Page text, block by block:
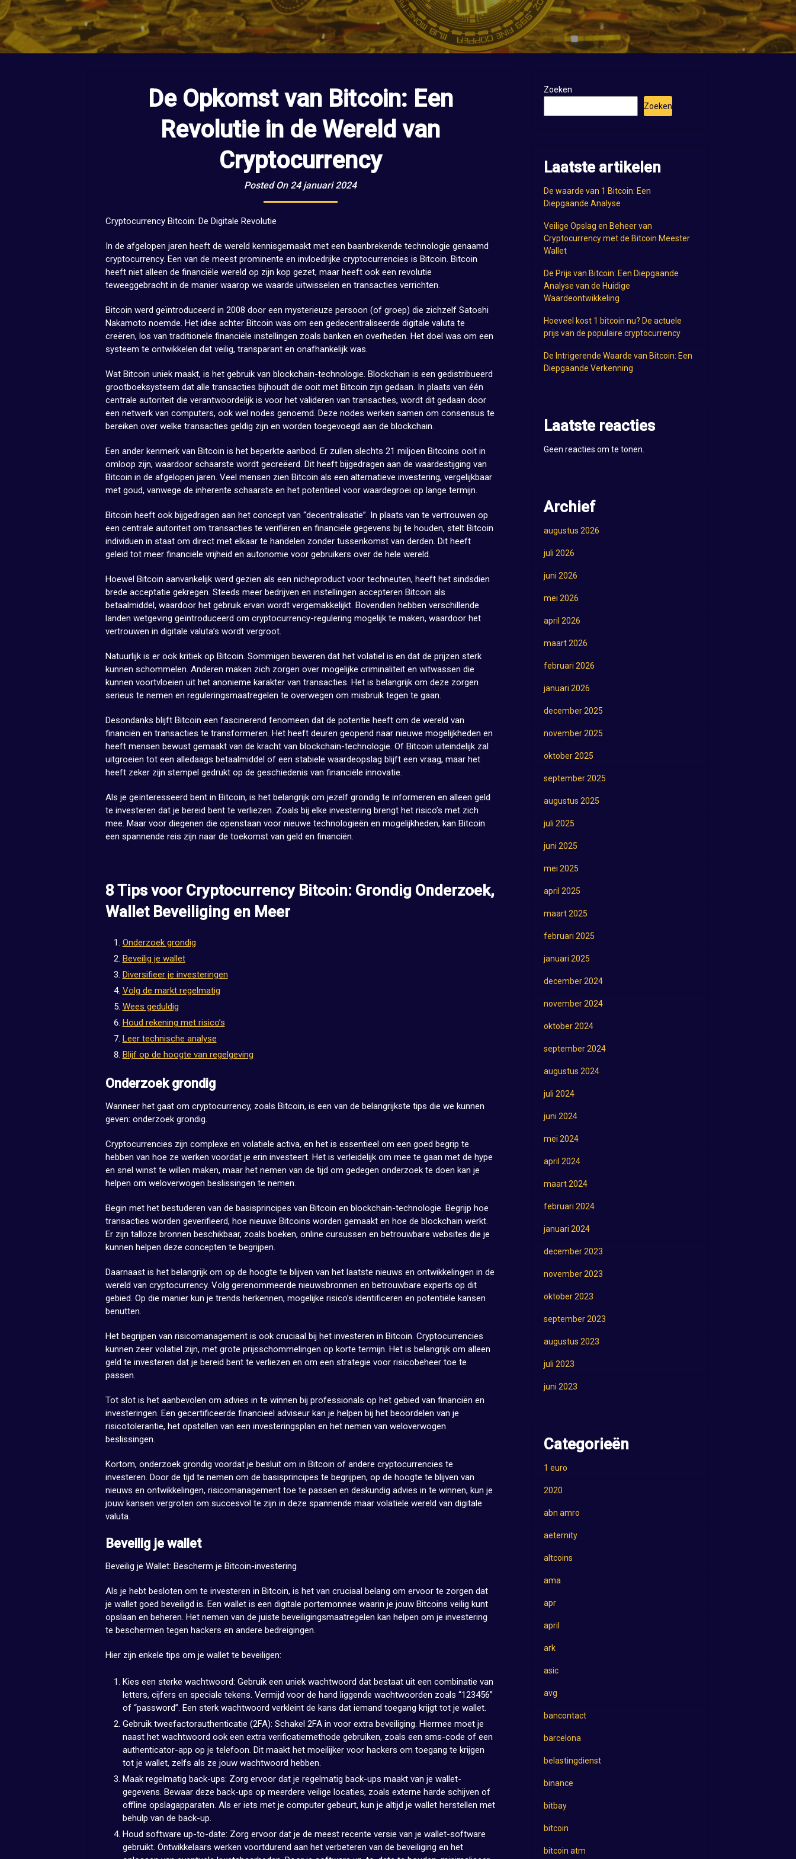
De Opkomst van Bitcoin: Een
Revolutie in de Wereld van
Cryptocurrency
Posted On 24 januari 2024
Cryptocurrency Bitcoin: De Digitale Revolutie
In de afgelopen jaren heeft de wereld kennisgemaakt met een baanbrekende technologie genaamd
cryptocurrency. Een van de meest prominente en invloedrijke cryptocurrencies is Bitcoin. Bitcoin
heeft niet alleen de financiële wereld op zijn kop gezet, maar heeft ook een revolutie
teweeggebracht in de manier waarop we waarde uitwisselen en transacties verrichten.
Bitcoin werd geïntroduceerd in 2008 door een mysterieuze persoon (of groep) die zichzelf Satoshi
Nakamoto noemde. Het idee achter Bitcoin was om een gedecentraliseerde digitale valuta te
creëren, los van traditionele financiële instellingen zoals banken en overheden. Het doel was om een
systeem te ontwikkelen dat veilig, transparant en onafhankelijk was.
Wat Bitcoin uniek maakt, is het gebruik van blockchain-technologie. Blockchain is een gedistribueerd
grootboeksysteem dat alle transacties bijhoudt die ooit met Bitcoin zijn gedaan. In plaats van één
centrale autoriteit die verantwoordelijk is voor het valideren van transacties, wordt dit gedaan door
een netwerk van computers, ook wel nodes genoemd. Deze nodes werken samen om consensus te
bereiken over welke transacties geldig zijn en worden toegevoegd aan de blockchain.
Een ander kenmerk van Bitcoin is het beperkte aanbod. Er zullen slechts 21 miljoen Bitcoins ooit in
omloop zijn, waardoor schaarste wordt gecreëerd. Dit heeft bijgedragen aan de waardestijging van
Bitcoin in de afgelopen jaren. Veel mensen zien Bitcoin als een alternatieve investering, vergelijkbaar
met goud, vanwege de inherente schaarste en het potentieel voor waardegroei op lange termijn.
Bitcoin heeft ook bijgedragen aan het concept van “decentralisatie”. In plaats van te vertrouwen op
een centrale autoriteit om transacties te verifiëren en financiële gegevens bij te houden, stelt Bitcoin
individuen in staat om direct met elkaar te handelen zonder tussenkomst van derden. Dit heeft
geleid tot meer financiële vrijheid en autonomie voor gebruikers over de hele wereld.
Hoewel Bitcoin aanvankelijk werd gezien als een nicheproduct voor techneuten, heeft het sindsdien
brede acceptatie gekregen. Steeds meer bedrijven en instellingen accepteren Bitcoin als
betaalmiddel, waardoor het gebruik ervan wordt vergemakkelijkt. Bovendien hebben verschillende
landen wetgeving geïntroduceerd om cryptocurrency-regulering mogelijk te maken, waardoor het
vertrouwen in digitale valuta’s wordt vergroot.
Natuurlijk is er ook kritiek op Bitcoin. Sommigen beweren dat het volatiel is en dat de prijzen sterk
kunnen schommelen. Anderen maken zich zorgen over mogelijke criminaliteit en witwassen die
kunnen voortvloeien uit het anonieme karakter van transacties. Het is belangrijk om deze zorgen
serieus te nemen en reguleringsmaatregelen te overwegen om misbruik tegen te gaan.
Desondanks blijft Bitcoin een fascinerend fenomeen dat de potentie heeft om de wereld van
financiën en transacties te transformeren. Het heeft deuren geopend naar nieuwe mogelijkheden en
heeft mensen bewust gemaakt van de kracht van blockchain-technologie. Of Bitcoin uiteindelijk zal
uitgroeien tot een alledaags betaalmiddel of een stabiele waardeopslag blijft een vraag, maar het
heeft zeker zijn stempel gedrukt op de geschiedenis van financiële innovatie.
Als je geïnteresseerd bent in Bitcoin, is het belangrijk om jezelf grondig te informeren en alleen geld
te investeren dat je bereid bent te verliezen. Zoals bij elke investering brengt het risico’s met zich
mee. Maar voor diegenen die openstaan voor nieuwe technologieën en mogelijkheden, kan Bitcoin
een spannende reis zijn naar de toekomst van geld en financiën.
8 Tips voor Cryptocurrency Bitcoin: Grondig Onderzoek,
Wallet Beveiliging en Meer
Onderzoek grondig
Beveilig je wallet
Diversifieer je investeringen
Volg de markt regelmatig
Wees geduldig
Houd rekening met risico’s
Leer technische analyse
Blijf op de hoogte van regelgeving
Onderzoek grondig
Wanneer het gaat om cryptocurrency, zoals Bitcoin, is een van de belangrijkste tips die we kunnen
geven: onderzoek grondig.
Cryptocurrencies zijn complexe en volatiele activa, en het is essentieel om een goed begrip te
hebben van hoe ze werken voordat je erin investeert. Het is verleidelijk om mee te gaan met de hype
en snel winst te willen maken, maar het nemen van de tijd om gedegen onderzoek te doen kan je
helpen om weloverwogen beslissingen te nemen.
Begin met het bestuderen van de basisprincipes van Bitcoin en blockchain-technologie. Begrijp hoe
transacties worden geverifieerd, hoe nieuwe Bitcoins worden gemaakt en hoe de blockchain werkt.
Er zijn talloze bronnen beschikbaar, zoals boeken, online cursussen en betrouwbare websites die je
kunnen helpen deze concepten te begrijpen.
Daarnaast is het belangrijk om op de hoogte te blijven van het laatste nieuws en ontwikkelingen in de
wereld van cryptocurrency. Volg gerenommeerde nieuwsbronnen en betrouwbare experts op dit
gebied. Op die manier kun je trends herkennen, mogelijke risico’s identificeren en potentiële kansen
benutten.
Het begrijpen van risicomanagement is ook cruciaal bij het investeren in Bitcoin. Cryptocurrencies
kunnen zeer volatiel zijn, met grote prijsschommelingen op korte termijn. Het is belangrijk om alleen
geld te investeren dat je bereid bent te verliezen en om een strategie voor risicobeheer toe te
passen.
Tot slot is het aanbevolen om advies in te winnen bij professionals op het gebied van financiën en
investeringen. Een gecertificeerde financieel adviseur kan je helpen bij het beoordelen van je
risicotolerantie, het opstellen van een investeringsplan en het nemen van weloverwogen
beslissingen.
Kortom, onderzoek grondig voordat je besluit om in Bitcoin of andere cryptocurrencies te
investeren. Door de tijd te nemen om de basisprincipes te begrijpen, op de hoogte te blijven van
nieuws en ontwikkelingen, risicomanagement toe te passen en deskundig advies in te winnen, kun je
jouw kansen vergroten om succesvol te zijn in deze spannende maar volatiele wereld van digitale
valuta.
Beveilig je wallet
Beveilig je Wallet: Bescherm je Bitcoin-investering
Als je hebt besloten om te investeren in Bitcoin, is het van cruciaal belang om ervoor te zorgen dat
je wallet goed beveiligd is. Een wallet is een digitale portemonnee waarin je jouw Bitcoins veilig kunt
opslaan en beheren. Het nemen van de juiste beveiligingsmaatregelen kan helpen om je investering
te beschermen tegen hackers en andere bedreigingen.
Hier zijn enkele tips om je wallet te beveiligen:
Kies een sterke wachtwoord: Gebruik een uniek wachtwoord dat bestaat uit een combinatie van
letters, cijfers en speciale tekens. Vermijd voor de hand liggende wachtwoorden zoals “123456”
of “password”. Een sterk wachtwoord verkleint de kans dat iemand toegang krijgt tot je wallet.
Gebruik tweefactorauthenticatie (2FA): Schakel 2FA in voor extra beveiliging. Hiermee moet je
naast het wachtwoord ook een extra verificatiemethode gebruiken, zoals een sms-code of een
authenticator-app op je telefoon. Dit maakt het moeilijker voor hackers om toegang te krijgen
tot je wallet, zelfs als ze jouw wachtwoord hebben.
Maak regelmatig back-ups: Zorg ervoor dat je regelmatig back-ups maakt van je wallet-
gegevens. Bewaar deze back-ups op meerdere veilige locaties, zoals externe harde schijven of
offline opslagapparaten. Als er iets met je computer gebeurt, kun je altijd je wallet herstellen met
behulp van de back-up.
Houd software up-to-date: Zorg ervoor dat je de meest recente versie van je wallet-software
gebruikt. Ontwikkelaars werken voortdurend aan het verbeteren van de beveiliging en het
Zoeken
Zoeken
Laatste artikelen
De waarde van 1 Bitcoin: Een
Diepgaande Analyse
Veilige Opslag en Beheer van
Cryptocurrency met de Bitcoin Meester
Wallet
De Prijs van Bitcoin: Een Diepgaande
Analyse van de Huidige
Waardeontwikkeling
Hoeveel kost 1 bitcoin nu? De actuele
prijs van de populaire cryptocurrency
De Intrigerende Waarde van Bitcoin: Een
Diepgaande Verkenning
Laatste reacties
Geen reacties om te tonen.
Archief
augustus 2026
juli 2026
juni 2026
mei 2026
april 2026
maart 2026
februari 2026
januari 2026
december 2025
november 2025
oktober 2025
september 2025
augustus 2025
juli 2025
juni 2025
mei 2025
april 2025
maart 2025
februari 2025
januari 2025
december 2024
november 2024
oktober 2024
september 2024
augustus 2024
juli 2024
juni 2024
mei 2024
april 2024
maart 2024
februari 2024
januari 2024
december 2023
november 2023
oktober 2023
september 2023
augustus 2023
juli 2023
juni 2023
Categorieën
1 euro
2020
abn amro
aeternity
altcoins
ama
apr
april
ark
asic
avg
bancontact
barcelona
belastingdienst
binance
bitbay
bitcoin
bitcoin atm